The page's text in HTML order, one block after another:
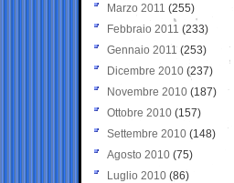
Marzo 2011 (255)
Febbraio 2011 (233)
Gennaio 2011 (253)
Dicembre 2010 (237)
Novembre 2010 (187)
Ottobre 2010 (157)
Settembre 2010 (148)
Agosto 2010 (75)
Luglio 2010 (86)